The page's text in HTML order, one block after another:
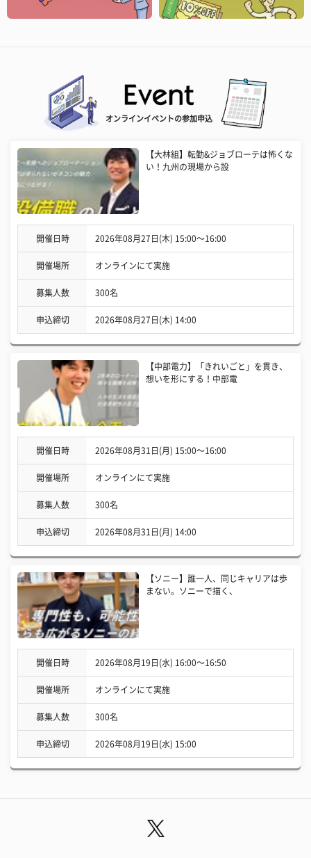
オンラインイベントの参加申込
【大林組】転勤&ジョブローテは怖くな
い！九州の現場から設
開催日時 2026年08月27日(木) 15:00〜16:00
開催場所 オンラインにて実施
募集人数 300名
申込締切 2026年08月27日(木) 14:00
【中部電力】「きれいごと」を貫き、
想いを形にする！中部電
開催日時 2026年08月31日(月) 15:00〜16:00
開催場所 オンラインにて実施
募集人数 300名
申込締切 2026年08月31日(月) 14:00
【ソニー】誰一人、同じキャリアは歩
まない。ソニーで描く、
開催日時 2026年08月19日(水) 16:00〜16:50
開催場所 オンラインにて実施
募集人数 300名
申込締切 2026年08月19日(水) 15:00